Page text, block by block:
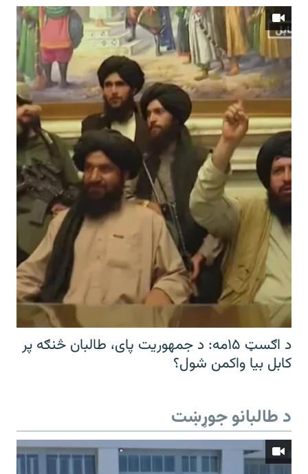
د اګسټ ۱۵مه: د جمهوریت پای، طالبان څنګه پر
کابل بیا واکمن شول؟
د طالبانو جوړښت